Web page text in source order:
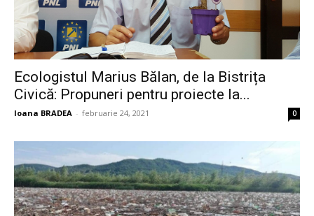
Ecologistul Marius Bălan, de la Bistrița
Civică: Propuneri pentru proiecte la...
Ioana BRADEA - februarie 24, 2021 0